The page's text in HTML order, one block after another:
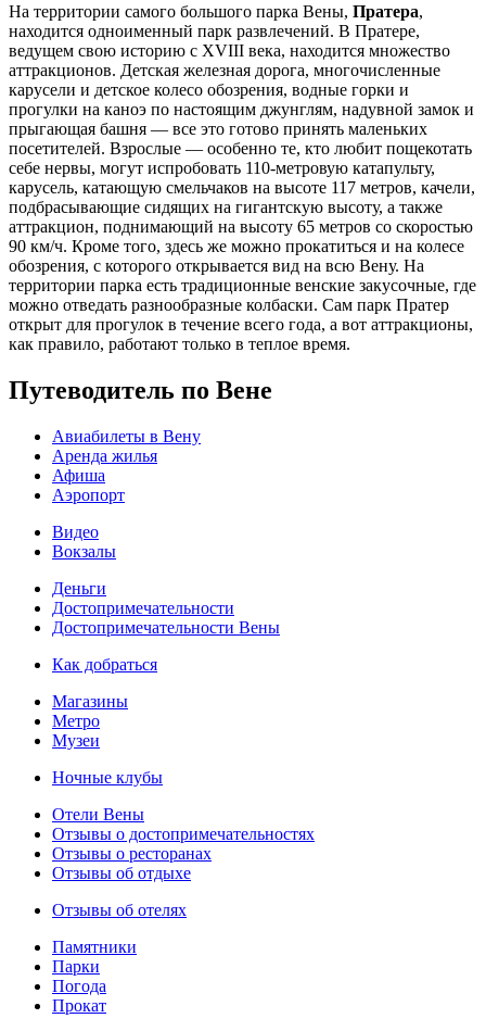
На территории самого большого парка Вены, Пратера,
находится одноименный парк развлечений. В Пратере,
ведущем свою историю с XVIII века, находится множество
аттракционов. Детская железная дорога, многочисленные
карусели и детское колесо обозрения, водные горки и
прогулки на каноэ по настоящим джунглям, надувной замок и
прыгающая башня — все это готово принять маленьких
посетителей. Взрослые — особенно те, кто любит пощекотать
себе нервы, могут испробовать 110-метровую катапульту,
карусель, катающую смельчаков на высоте 117 метров, качели,
подбрасывающие сидящих на гигантскую высоту, а также
аттракцион, поднимающий на высоту 65 метров со скоростью
90 км/ч. Кроме того, здесь же можно прокатиться и на колесе
обозрения, с которого открывается вид на всю Вену. На
территории парка есть традиционные венские закусочные, где
можно отведать разнообразные колбаски. Сам парк Пратер
открыт для прогулок в течение всего года, а вот аттракционы,
как правило, работают только в теплое время.
Путеводитель по Вене
Авиабилеты в Вену
Аренда жилья
Афиша
Аэропорт
Видео
Вокзалы
Деньги
Достопримечательности
Достопримечательности Вены
Как добраться
Магазины
Метро
Музеи
Ночные клубы
Отели Вены
Отзывы о достопримечательностях
Отзывы о ресторанах
Отзывы об отдыхе
Отзывы об отелях
Памятники
Парки
Погода
Прокат